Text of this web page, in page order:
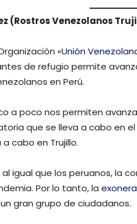
(Rostros Venezolanos
«Unión
de refugio permite
en Perú.
a poco nos permiten
que se lleva a cabo en
cabo en Trujillo.
al igual que los peruanos, la
Por lo tanto, la
gran grupo de ciudadanos.